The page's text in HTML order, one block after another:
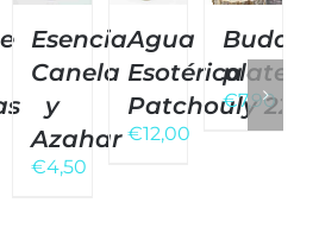
Esencia
Canela
y
Azahar
€4,50
Agua
Esotérica
Patchouly
€12,00
Buda
€7,90